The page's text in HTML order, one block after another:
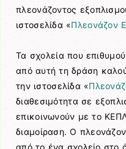
πλεονάζοντος
ιστοσελίδα «Πλεονάζον
Τα σχολεία που
από αυτή τη δράση
την ιστοσελίδα «
διαθεσιμότητα σε
επικοινωνούν με το
διαμοίραση. Ο
από το ένα σχολείο στο